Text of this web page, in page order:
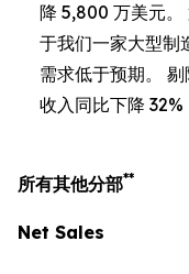
降 5,800 万美元
于我们一家大型制
需求低于预期。
收入同比下降 32%
所有其他分部**
Net Sales